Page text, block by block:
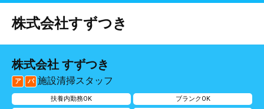
株式会社すずつき
株式会社 すずつき
ア パ 施設清掃スタッフ
扶養内勤務OK
ブランクOK